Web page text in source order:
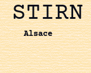
Alsace